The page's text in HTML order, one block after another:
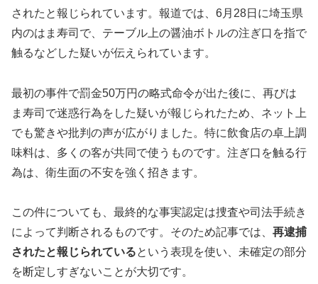
されたと報じられています。報道では、6月28日に埼玉県
内のはま寿司で、テーブル上の醤油ボトルの注ぎ口を指で
触るなどした疑いが伝えられています。
最初の事件で罰金50万円の略式命令が出た後に、再びは
ま寿司で迷惑行為をした疑いが報じられたため、ネット上
でも驚きや批判の声が広がりました。特に飲食店の卓上調
味料は、多くの客が共同で使うものです。注ぎ口を触る行
為は、衛生面の不安を強く招きます。
この件についても、最終的な事実認定は捜査や司法手続き
によって判断されるものです。そのため記事では、 再逮捕
されたと報じられているという表現を使い、未確定の部分
を断定しすぎないことが大切です。